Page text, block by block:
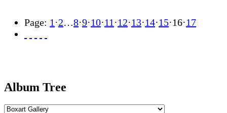
Page: 1 ·2…8·9·10·11 ·12·13·14·15·16·17
Album Tree